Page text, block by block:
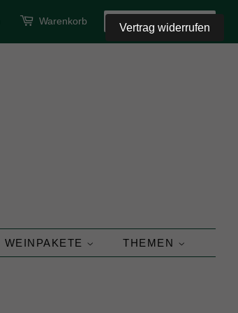
Warenkorb SUCHEN
WEINPAKETE THEMEN
Vertrag widerrufen